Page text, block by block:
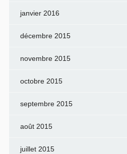
janvier 2016
décembre 2015
novembre 2015
octobre 2015
septembre 2015
août 2015
juillet 2015